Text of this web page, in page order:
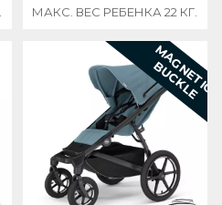
МАКС. ВЕС РЕБЕНКА 22 КГ.
M
A
G
N
E
T
I
C
B
U
C
K
L
E